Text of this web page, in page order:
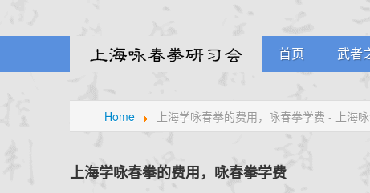
首页 武者
课
学员
Home 上海学咏春拳的费用，咏春拳学费 - 上海
上海学咏春拳的费用，咏春拳学费